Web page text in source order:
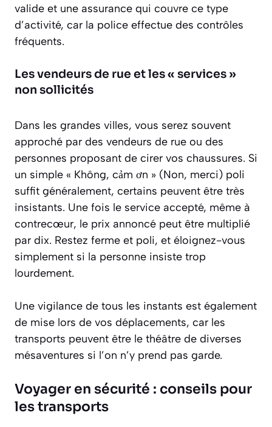
valide et une assurance qui couvre ce type
d’activité, car la police effectue des contrôles
fréquents.
Les vendeurs de rue et les « services »
non sollicités
Dans les grandes villes, vous serez souvent
approché par des vendeurs de rue ou des
personnes proposant de cirer vos chaussures. Si
un simple « Không, cảm ơn » (Non, merci) poli
suffit généralement, certains peuvent être très
insistants. Une fois le service accepté, même à
contrecœur, le prix annoncé peut être multiplié
par dix. Restez ferme et poli, et éloignez-vous
simplement si la personne insiste trop
lourdement.
Une vigilance de tous les instants est également
de mise lors de vos déplacements, car les
transports peuvent être le théâtre de diverses
mésaventures si l’on n’y prend pas garde.
Voyager en sécurité : conseils pour
les transports